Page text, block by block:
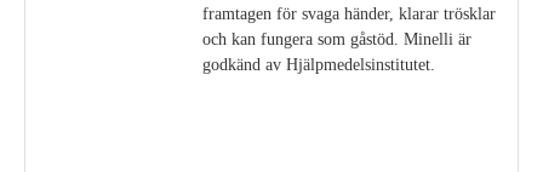
framtagen för svaga händer, klarar trösklar
och kan fungera som gåstöd. Minelli är
godkänd av Hjälpmedelsinstitutet.